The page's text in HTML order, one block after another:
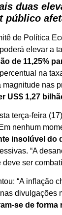
duas
público
de Política
elevar a
de 11,25%
na
nas
US$ 1,27
terça-feira
nenhum
insolúvel do
“A
ser
“A inflação
divulgações
se de forma